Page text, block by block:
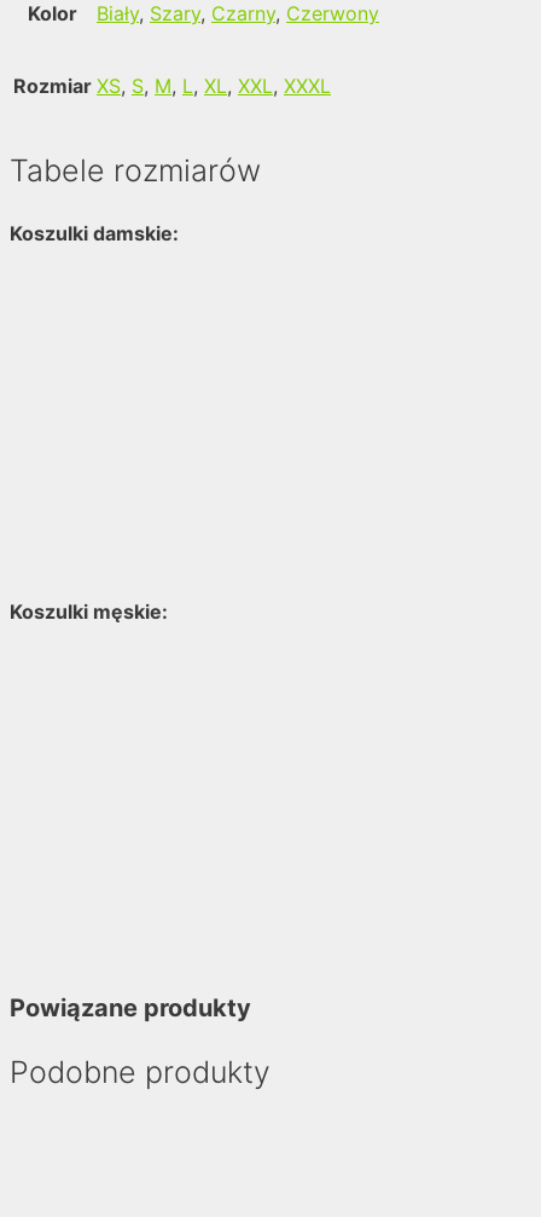
Kolor Biały, Szary, Czarny, Czerwony
Rozmiar XS, S, M, L, XL, XXL, XXXL
Tabele rozmiarów
Koszulki damskie:
Koszulki męskie:
Powiązane produkty
Podobne produkty